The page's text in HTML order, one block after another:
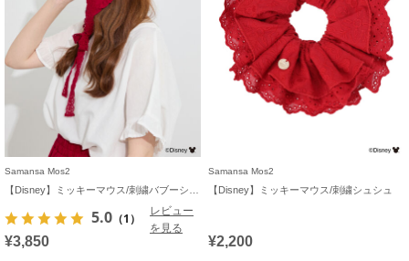
Samansa Mos2
5.0 （1）
レビュー
を見る
¥3,850
Samansa Mos2
【Disney】ミッキーマウス/刺繍シュシュ
¥2,200